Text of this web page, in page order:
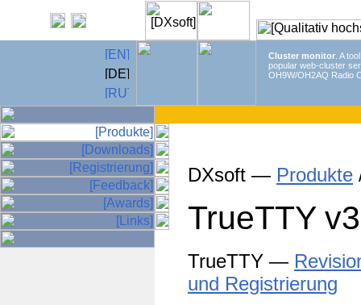
Cluster monitor . A
popular web-cluster
OH9W/OH2AQ Radio
DXsoft — Produkte
TrueTTY
TrueTTY —
und Registrierung